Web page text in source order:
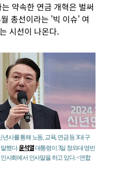
약속한 연금 개혁은 벌써
총선이라는 '빅 이슈' 여
시선이 나온다.
년사를 통해 노동, 교육, 연금 등 3대 구
말했다.윤석열대통령이 3일 청와대 영빈
사회에서 인사말을 하고 있다. <연합